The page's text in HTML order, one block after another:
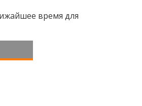
время для